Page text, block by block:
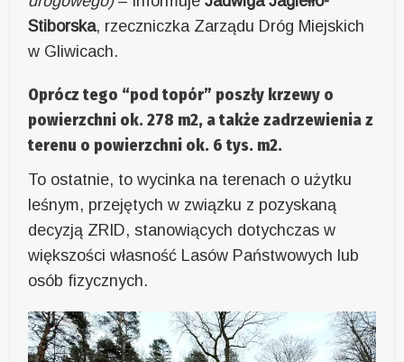
Stiborska, rzeczniczka Zarządu Dróg Miejskich
w Gliwicach.
Oprócz tego “pod topór” poszły krzewy o
powierzchni ok. 278 m2, a także zadrzewienia z
terenu o powierzchni ok. 6 tys. m2.
To ostatnie, to wycinka na terenach o użytku
leśnym, przejętych w związku z pozyskaną
decyzją ZRID, stanowiących dotychczas w
większości własność Lasów Państwowych lub
osób fizycznych.